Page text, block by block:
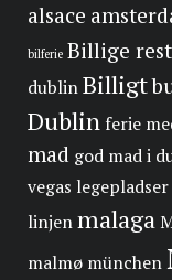
alsace
bilferie Billige
dublinBilligt
Dublin ferie
mad god mad i
vegas
linjenmalaga
malmø münchen